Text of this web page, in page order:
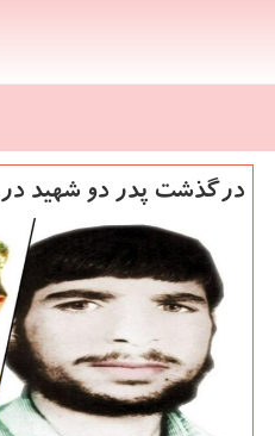
درگذشت پدر دو شهید در ۱۲۰ سالگی